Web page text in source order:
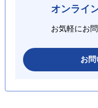
オンライ
お気軽にお
お問